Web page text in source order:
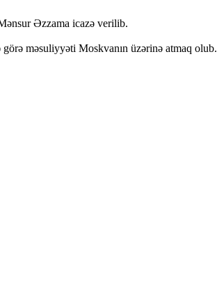
Əzzama icazə verilib.
məsuliyyəti Moskvanın üzərinə atmaq olub.